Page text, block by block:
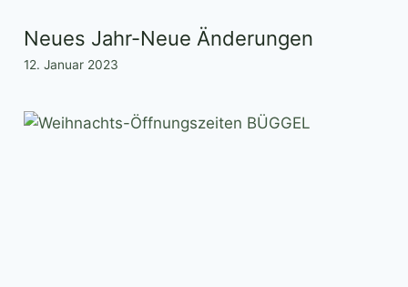
Neues Jahr-Neue Änderungen
12. Januar 2023